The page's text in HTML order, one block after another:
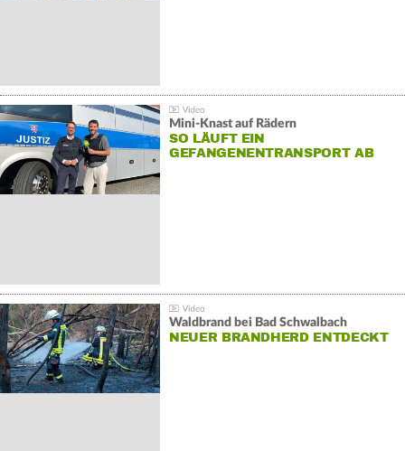
Mini-Knast auf Rädern
SO LÄUFT EIN
GEFANGENENTRANSPORT AB
Waldbrand bei Bad Schwalbach
NEUER BRANDHERD ENTDECKT